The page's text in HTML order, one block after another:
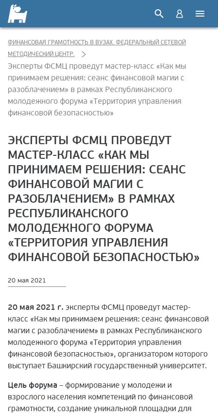
ФИНАНСОВАЯ ГРАМОТНОСТЬ В ВУЗАХ. ФЕДЕРАЛЬНЫЙ СЕТЕВОЙ
МЕТОДИЧЕСКИЙ ЦЕНТР.
Эксперты ФСМЦ проведут мастер-класс «Как мы
принимаем решения: сеанс финансовой магии с
разоблачением» в рамках Республиканского
молодежного форума «Территория управления
финансовой безопасностью»
ЭКСПЕРТЫ ФСМЦ ПРОВЕДУТ
МАСТЕР-КЛАСС «КАК МЫ
ПРИНИМАЕМ РЕШЕНИЯ: СЕАНС
ФИНАНСОВОЙ МАГИИ С
РАЗОБЛАЧЕНИЕМ» В РАМКАХ
РЕСПУБЛИКАНСКОГО
МОЛОДЕЖНОГО ФОРУМА
«ТЕРРИТОРИЯ УПРАВЛЕНИЯ
ФИНАНСОВОЙ БЕЗОПАСНОСТЬЮ»
20 мая 2021
20 мая 2021 г. эксперты ФСМЦ проведут мастер-
класс «Как мы принимаем решения: сеанс финансовой
магии с разоблачением» в рамках Республиканского
молодежного форума «Территория управления
финансовой безопасностью», организатором которого
выступает Башкирский государственный университет.
Цель форума – формирование у молодежи и
взрослого населения компетенций по финансовой
грамотности, создание уникальной площадки для